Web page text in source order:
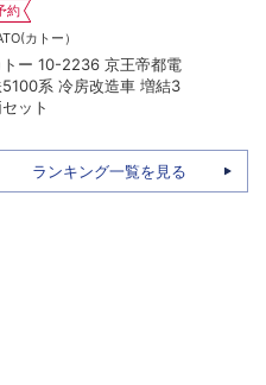
予約
KATO(カトー）
カトー 10-2235 京王帝都電
鉄5000系 冷房改造車 基本4
両セット
ランキング一覧を見る